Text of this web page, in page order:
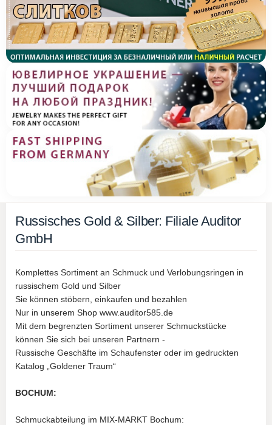
Russisches Gold & Silber: Filiale Auditor
GmbH
Komplettes Sortiment an Schmuck und Verlobungsringen in
russischem Gold und Silber
Sie können stöbern, einkaufen und bezahlen
Nur in unserem Shop www.auditor585.de
Mit dem begrenzten Sortiment unserer Schmuckstücke
können Sie sich bei unseren Partnern -
Russische Geschäfte im Schaufenster oder im gedruckten
Katalog „Goldener Traum“
BOCHUM:
Schmuckabteilung im MIX-MARKT Bochum: